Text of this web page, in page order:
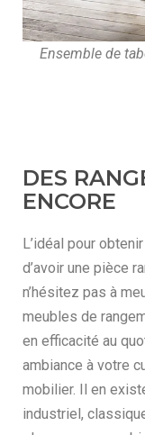
Ensemble de
DES
ENCORE
L’idéal pour
d’avoir une pièce
n’hésitez pas à
meubles de
en efficacité au
ambiance à votre
mobilier. Il en
industriel,